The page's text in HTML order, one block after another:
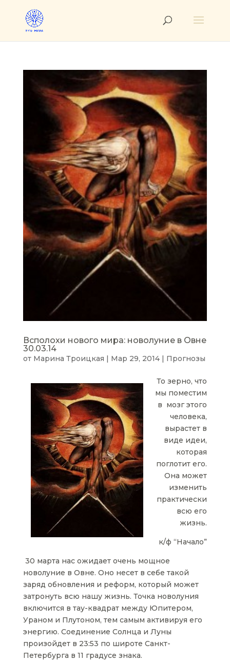
Всполохи нового мира: новолуние в Овне
30.03.14
от Марина Троицкая | Мар 29, 2014| Прогнозы
То зерно, что
мы поместим
в мозг этого
человека,
вырастет в
виде идеи,
которая
поглотит его.
Она может
изменить
практически
всю его
жизнь.
к/ф “Начало”
30 марта нас ожидает очень мощное
новолуние в Овне. Оно несет в себе такой
заряд обновления и реформ, который может
затронуть всю нашу жизнь. Точка новолуния
включится в тау-квадрат между Юпитером,
Ураном и Плутоном, тем самым активируя его
энергию. Соединение Солнца и Луны
произойдет в 23:53 по широте Санкт-
Петербурга в 11 градусе знака.